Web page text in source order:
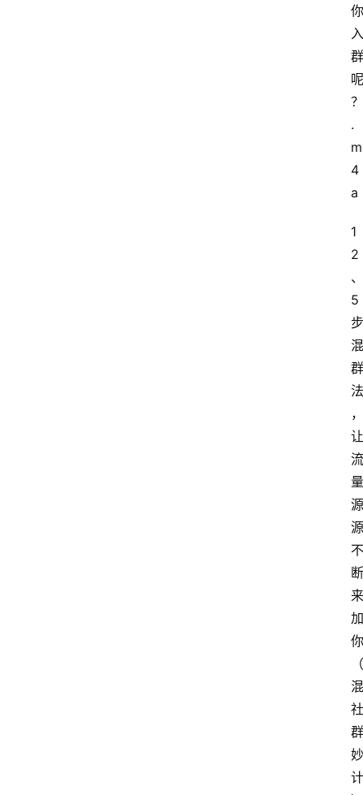
你
入
群
呢
？
.
m
4
a
1
2
、
5
步
混
群
法
，
让
流
量
源
源
不
断
来
加
你
（
混
社
群
妙
计